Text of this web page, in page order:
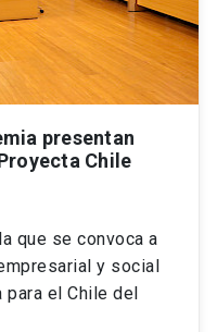
presentan
Chile
que se convoca a
y social
para el Chile del